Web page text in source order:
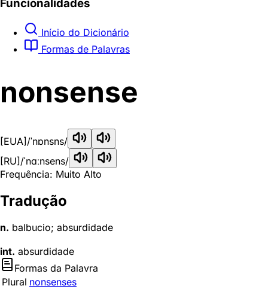
Funcionalidades
Início do Dicionário
Formas de Palavras
nonsense
[EUA] /ˈnɒnsns/
[RU] /ˈnɑːnsens/
Frequência: Muito Alto
Tradução
n. balbucio; absurdidade
int. absurdidade
Formas da Palavra
Plural nonsenses